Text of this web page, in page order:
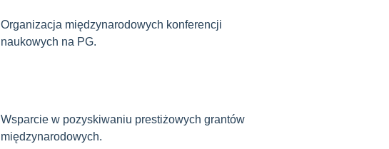
Organizacja międzynarodowych konferencji
naukowych na PG.
Wsparcie w pozyskiwaniu prestiżowych grantów
międzynarodowych.